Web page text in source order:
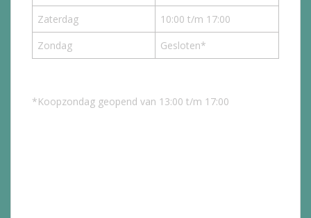
Zaterdag
10:00 t/m 17:00
Zondag
Gesloten*
*Koopzondag geopend van 13:00 t/m 17:00